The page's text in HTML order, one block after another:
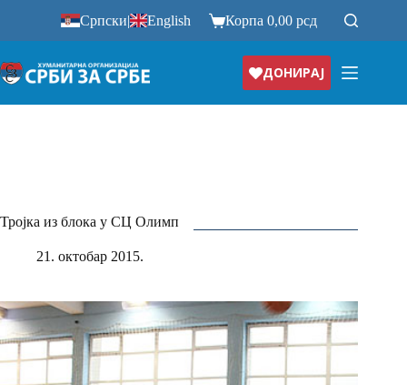
Српски| English Корпа0,00рсд
ДОНИРАЈ
Тројка из блока у СЦ Олимп
21. октобар 2015.